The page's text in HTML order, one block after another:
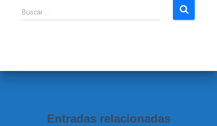
B
u
:
Buscar …
Entradas relacionadas